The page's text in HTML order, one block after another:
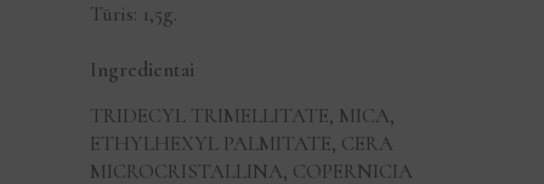
Tūris: 1,5g.
Ingredientai
TRIDECYL TRIMELLITATE, MICA,
ETHYLHEXYL PALMITATE, CERA
MICROCRISTALLINA, COPERNICIA